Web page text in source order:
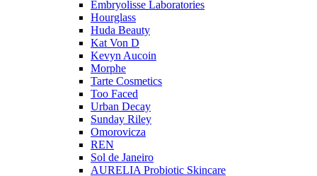
Embryolisse Laboratories
Hourglass
Huda Beauty
Kat Von D
Kevyn Aucoin
Morphe
Tarte Cosmetics
Too Faced
Urban Decay
Sunday Riley
Omorovicza
REN
Sol de Janeiro
AURELIA Probiotic Skincare